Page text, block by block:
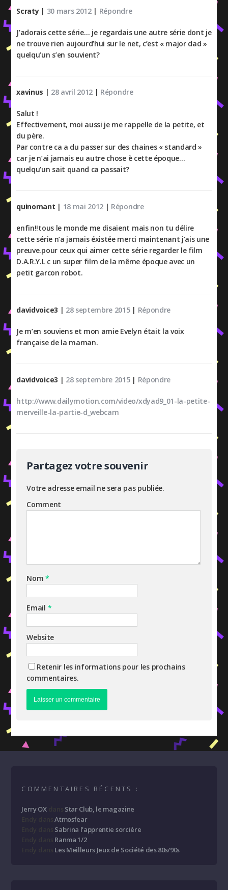
Scraty | 30 mars 2012| Répondre
J’adorais cette série… je regardais une autre série dont je
ne trouve rien aujourd’hui sur le net, c’est « major dad »
quelqu’un s’en souvient?
xavinus | 28 avril 2012 | Répondre
Salut !
Effectivement, moi aussi je me rappelle de la petite, et
du père.
Par contre ca a du passer sur des chaines « standard »
car je n’ai jamais eu autre chose è cette époque…
quelqu’un sait quand ca passait?
quinomant | 18 mai 2012 | Répondre
enfin!!tous le monde me disaient mais non tu délire
cette série n’a jamais éxistée merci maintenant j’ais une
preuve.pour ceux qui aimer cette série regarder le film
D.A.R.Y.L c un super film de la même époque avec un
petit garcon robot.
davidvoice3 | 28 septembre 2015| Répondre
Je m’en souviens et mon amie Evelyn était la voix
française de la maman.
davidvoice3 | 28 septembre 2015| Répondre
http://www.dailymotion.com/video/xdyad9_01-la-petite-
merveille-la-partie-d_webcam
Partagez votre souvenir
Votre adresse email ne sera pas publiée.
Comment
Nom*
Email *
Website
Retenir les informations pour les prochains
commentaires.
COMMENTAIRES RÉCENTS :
Jerry OXdans Star Club, le magazine
dansAtmosfear
Sabrina l’apprentie sorcière
Ranma 1/2
Les Meilleurs Jeux de Société des 80s/90s